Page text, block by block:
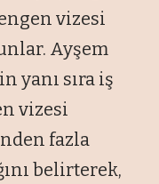
vizesi
Ayşem
yanı sıra iş
vizesi
fazla
belirterek,